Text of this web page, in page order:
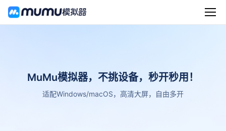
MuMu模拟器，不挑设备，秒开秒用！
适配Windows/macOS，高清大屏，自由多开